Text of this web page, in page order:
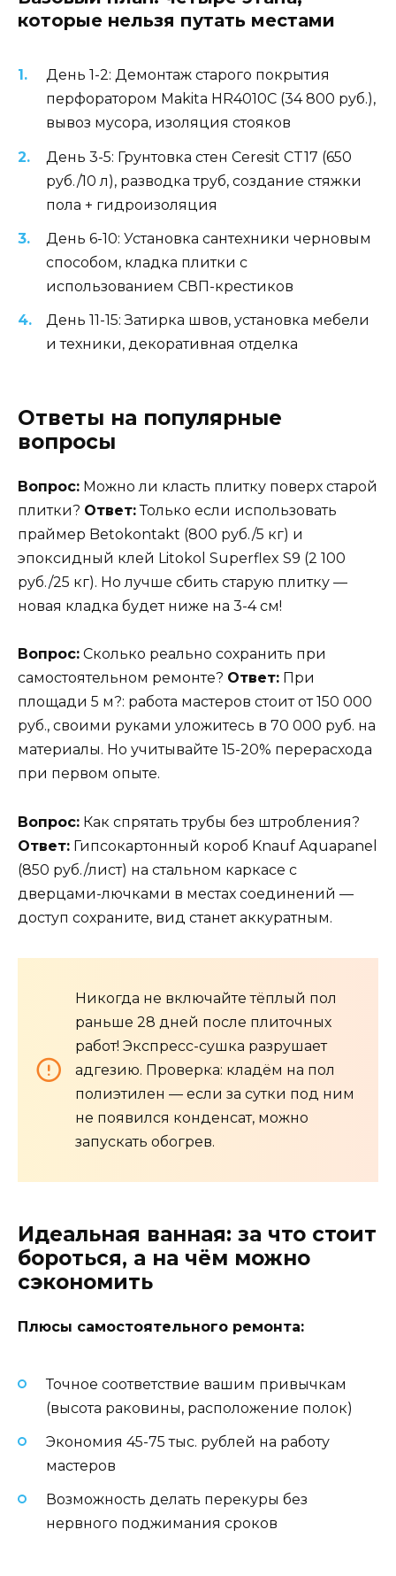
которые нельзя путать местами
День 1-2: Демонтаж старого покрытия
перфоратором Makita HR4010C (34 800 руб.),
вывоз мусора, изоляция стояков
День 3-5: Грунтовка стен Ceresit CT17 (650
руб./10 л), разводка труб, создание стяжки
пола + гидроизоляция
День 6-10: Установка сантехники черновым
способом, кладка плитки с
использованием СВП-крестиков
День 11-15: Затирка швов, установка мебели
и техники, декоративная отделка
Ответы на популярные
вопросы
Вопрос: Можно ли класть плитку поверх старой
плитки? Ответ:Только если использовать
праймер Betokontakt (800 руб./5 кг) и
эпоксидный клей Litokol Superflex S9 (2 100
руб./25 кг). Но лучше сбить старую плитку —
новая кладка будет ниже на 3-4 см!
Вопрос: Сколько реально сохранить при
самостоятельном ремонте? Ответ: При
площади 5 м?: работа мастеров стоит от 150 000
руб., своими руками уложитесь в 70 000 руб. на
материалы. Но учитывайте 15-20% перерасхода
при первом опыте.
Вопрос: Как спрятать трубы без штробления?
Ответ: Гипсокартонный короб Knauf Aquapanel
(850 руб./лист) на стальном каркасе с
дверцами-лючками в местах соединений —
доступ сохраните, вид станет аккуратным.
Никогда не включайте тёплый пол
раньше 28 дней после плиточных
работ! Экспресс-сушка разрушает
адгезию. Проверка: кладём на пол
полиэтилен — если за сутки под ним
не появился конденсат, можно
запускать обогрев.
Идеальная ванная: за что стоит
бороться, а на чём можно
сэкономить
Плюсы самостоятельного ремонта:
Точное соответствие вашим привычкам
(высота раковины, расположение полок)
Экономия 45-75 тыс. рублей на работу
мастеров
Возможность делать перекуры без
нервного поджимания сроков